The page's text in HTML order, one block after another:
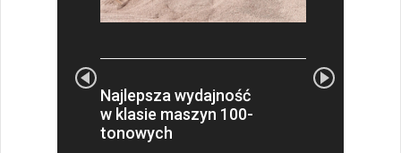
Najlepsza wydajność
w klasie maszyn 100-
tonowych